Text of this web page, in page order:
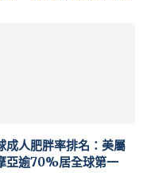
成人肥胖率排名：美屬
亞逾70%居全球第一